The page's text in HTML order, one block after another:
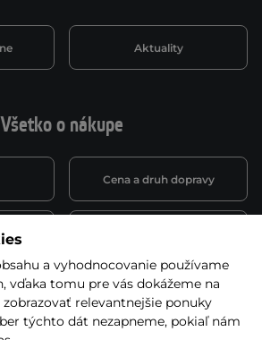
Všetko o nákupe
Cena a druh dopravy
Reklamácie a záruka
Aktuality
a vyhodnocovanie používame
vďaka tomu pre vás dokážeme na
relevantnejšie ponuky
týchto dát nezapneme, pokiaľ nám